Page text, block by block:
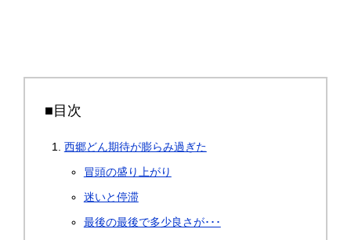
■目次
西郷どん期待が膨らみ過ぎた
冒頭の盛り上がり
迷いと停滞
最後の最後で多少良さが･･･